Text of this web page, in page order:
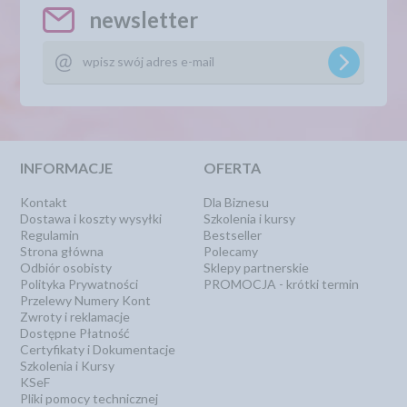
newsletter
INFORMACJE
Kontakt
Dostawa i koszty wysyłki
Regulamin
Strona główna
Odbiór osobisty
Polityka Prywatności
Przelewy Numery Kont
Zwroty i reklamacje
Dostępne Płatność
Certyfikaty i Dokumentacje
Szkolenia i Kursy
KSeF
Pliki pomocy technicznej
OFERTA
Dla Biznesu
Szkolenia i kursy
Bestseller
Polecamy
Sklepy partnerskie
PROMOCJA - krótki termin